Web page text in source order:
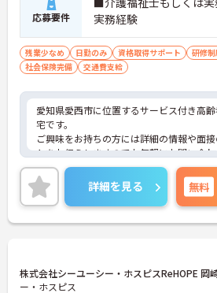
応募要件
実務経験
残業少なめ 日勤のみ 資格取得サポート 研修制
社会保険完備
交通費支給
愛知県愛西市に位置するサービス付き高
宅です。
ご興味をお持ちの方には詳細の情報や面
トをお伝えしますのでお気軽にお問い合
いませ。
詳細を見る 無料
株式会社シーユーシー・ホスピスReHOPE 岡
ー・ホスピス